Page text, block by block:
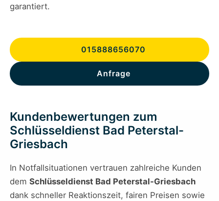
garantiert.
015888656070
Anfrage
Kundenbewertungen zum
Schlüsseldienst Bad Peterstal-
Griesbach
In Notfallsituationen vertrauen zahlreiche Kunden
dem Schlüsseldienst Bad Peterstal-Griesbach
dank schneller Reaktionszeit, fairen Preisen sowie